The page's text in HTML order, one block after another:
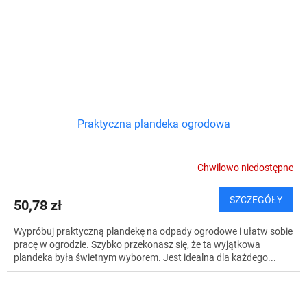
Praktyczna plandeka ogrodowa
Chwilowo niedostępne
50,78 zł SZCZEGÓŁY
Wypróbuj praktyczną plandekę na odpady ogrodowe i ułatw sobie
pracę w ogrodzie. Szybko przekonasz się, że ta wyjątkowa
plandeka była świetnym wyborem. Jest idealna dla każdego...